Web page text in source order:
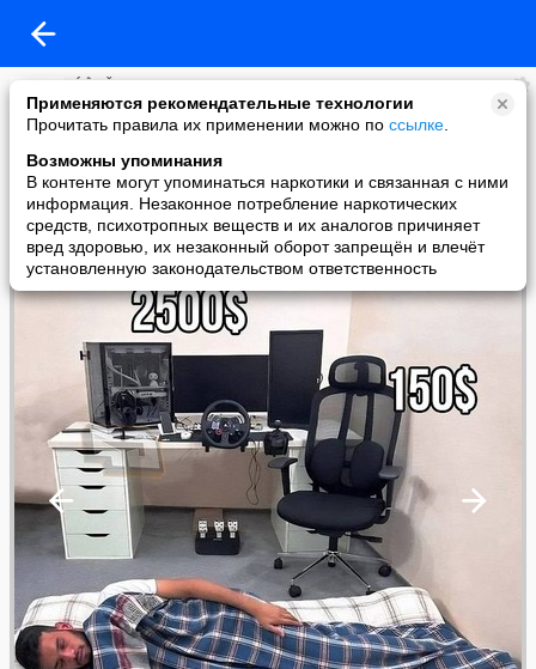
Применяются рекомендательные технологии
Прочитать правила их применении можно по ссылке
Возможны упоминания
В контенте могут упоминаться наркотики и связанная с ними
информация. Незаконное потребление наркотических
средств, психотропных веществ и их аналогов причиняет
вред здоровью, их незаконный оборот запрещён и влечёт
установленную законодательством ответственность
ḾẰЯǨ
added a photo
13 Dec в 19:30